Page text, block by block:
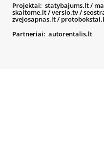
Projektai: statybajums.lt/
skaitome.lt/verslo.tv/
zvejosapnas.lt/
Partneriai: autorentalis.lt